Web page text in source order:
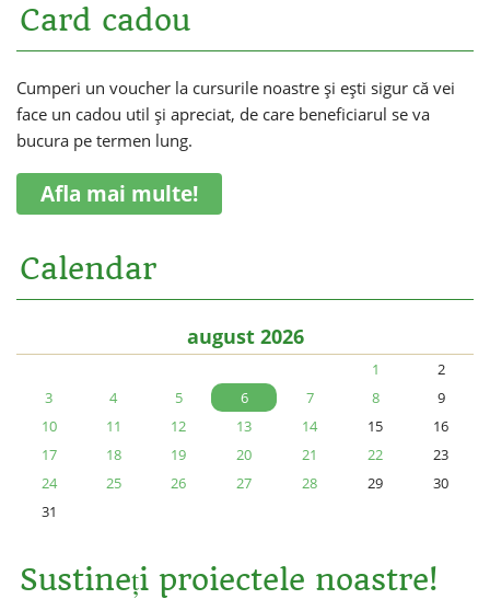
Card cadou
Cumperi un voucher la cursurile noastre și ești sigur că vei
face un cadou util și apreciat, de care beneficiarul se va
bucura pe termen lung.
Afla mai multe!
Calendar
august 2026
1
2
3
4 5 6 7 8
9
10
11 12 13 14 15
16
17
18 19 20 21 22
23
24
25 26 27 28 29
30
31
Sustineți proiectele noastre!